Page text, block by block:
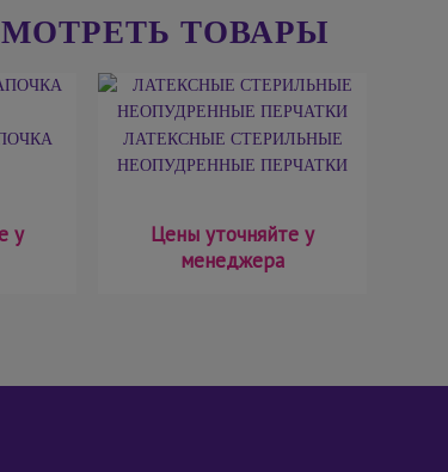
ТОВАРЫ
у
ЛАТЕКСНЫЕ СТЕРИЛЬНЫЕ
НЕОПУДРЕННЫЕ ПЕРЧАТКИ
Цены уточняйте у
менеджера